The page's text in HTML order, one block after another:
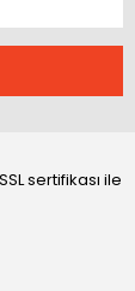
sertifikası ile